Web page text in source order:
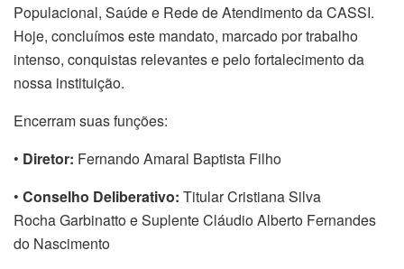
Populacional, Saúde e Rede de Atendimento da CASSI.
Hoje, concluímos este mandato, marcado por trabalho
intenso, conquistas relevantes e pelo fortalecimento da
nossa instituição.
Encerram suas funções:
• Diretor: Fernando Amaral Baptista Filho
• Conselho Deliberativo: Titular Cristiana Silva
Rocha Garbinatto e Suplente Cláudio Alberto Fernandes
do Nascimento